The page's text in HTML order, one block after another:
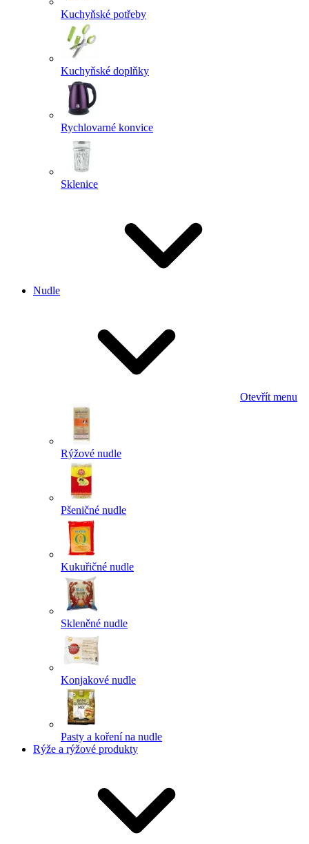
Kuchyňské potřeby
Kuchyňské doplňky
Rychlovarné konvice
Sklenice
Nudle
Otevřít menu
Rýžové nudle
Pšeničné nudle
Kukuřičné nudle
Skleněné nudle
Konjakové nudle
Pasty a koření na nudle
Rýže a rýžové produkty